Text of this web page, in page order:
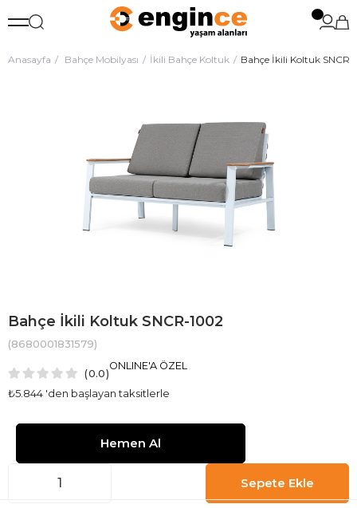
Anasayfa Bahçe Mobilyası İkili Bahçe Koltuk Bahçe İkili Koltuk SNCR-
Bahçe İkili Koltuk SNCR-1002
(8680001831579)
0.0
₺5.844 'den başlayan taksitlerle
ONLINE'A ÖZEL